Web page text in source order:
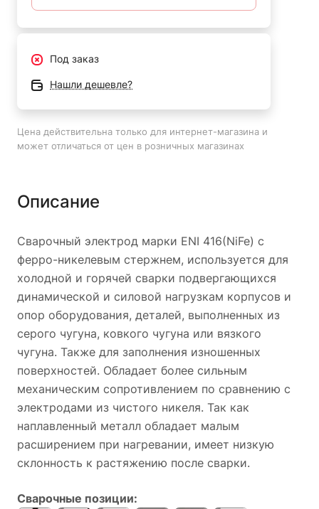
Сварочный
металла
Условия испытаний
Твердость
Информация о хранении и повторной сушке:
1. Как правило не требуется. При необходимости
осуществите повторную сушку в течение 1 часа при 110
°С.
Под заказ
Нашли дешевле?
Цена действительна только для интернет-магазина и
может отличаться от цен в розничных магазинах
Описание
Сварочный электрод марки ENI 416(NiFe) с
ферро-никелевым стержнем, используется для
холодной и горячей сварки подвергающихся
динамической и силовой нагрузкам корпусов и
опор оборудования, деталей, выполненных из
серого чугуна, ковкого чугуна или вязкого
чугуна. Также для заполнения изношенных
поверхностей. Обладает более сильным
механическим сопротивлением по сравнению с
электродами из чистого никеля. Так как
наплавленный металл обладает малым
расширением при нагревании, имеет низкую
склонность к растяжению после сварки.
Сварочные позиции: